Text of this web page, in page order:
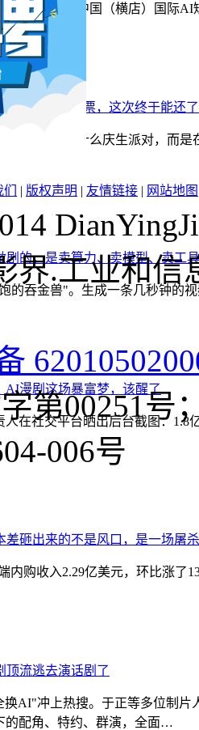
个大会。2026中国（横店）国际
欠星爷的电影票，这次终于能还了
生日。他没搞什么庆生派对，而
剧的，是卖算力、卖模型、卖工
的吞金兽"。生成一条几秒钟的
AI漫剧这场暴富梦，该醒了
在社交平台晒出后台截图：1.8
差砸出来的不是风口，是一场屠杀
内购收入2.29亿美元，环比涨
顶流逃去演话剧了
AI"冲上热搜。于正等多位制
的配角、特约、群演，全面…
| 版权声明 | 友情链接 | 网站地图
界.工业和信
第00251号
006号